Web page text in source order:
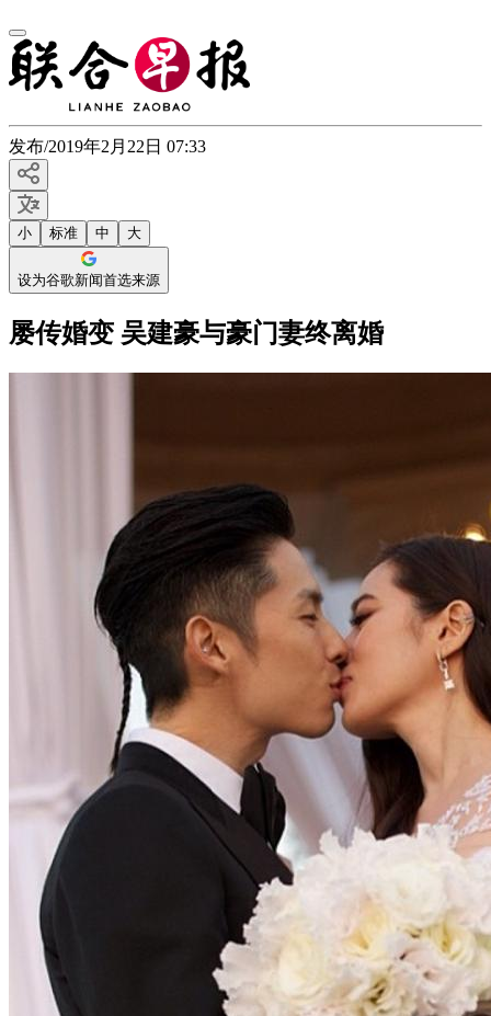
发布/2019年2月22日 07:33
小 标准 中 大
设为谷歌新闻首选来源
屡传婚变 吴建豪与豪门妻终离婚